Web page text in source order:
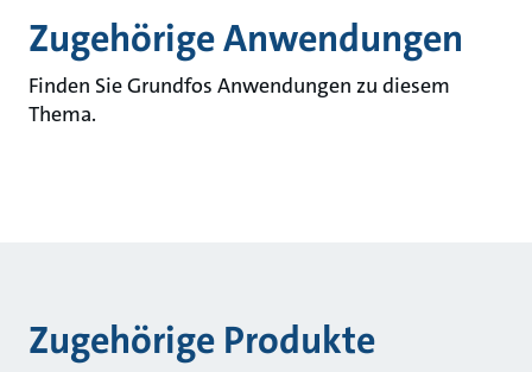
Zugehörige Anwendungen
Finden Sie Grundfos Anwendungen zu diesem
Thema.
Zugehörige Produkte